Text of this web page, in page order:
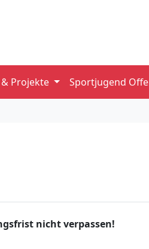
Projekte Sportjugend
nicht verpassen!